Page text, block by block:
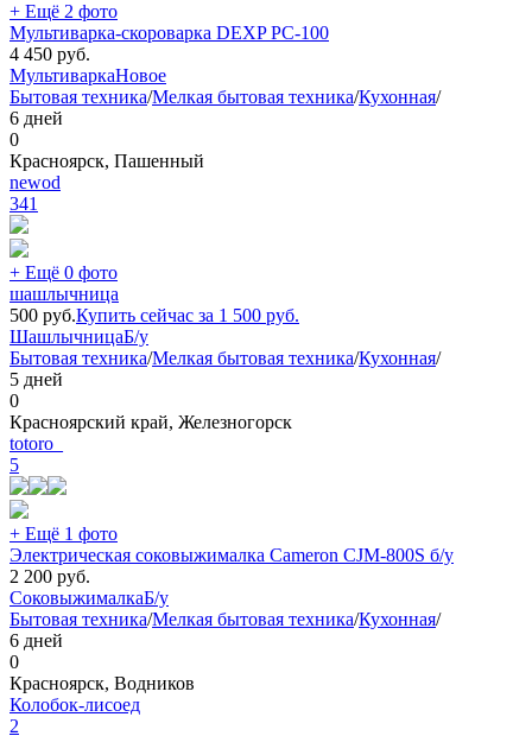
+ Ещё 2 фото
Мультиварка-скороварка DEXP PC-100
4 450 руб.
МультиваркаНовое
Бытовая техника/Мелкая бытовая техника/Кухонная/
6 дней
0
Красноярск, Пашенный
newod
341
+ Ещё 0 фото
шашлычница
500 руб.Купить сейчас за 1 500 руб.
ШашлычницаБ/у
Бытовая техника/Мелкая бытовая техника/Кухонная/
5 дней
0
Красноярский край, Железногорск
totoro_
5
+ Ещё 1 фото
Электрическая соковыжималка Cameron CJM-800S б/у
2 200 руб.
СоковыжималкаБ/у
Бытовая техника/Мелкая бытовая техника/Кухонная/
6 дней
0
Красноярск, Водников
Колобок-лисоед
2